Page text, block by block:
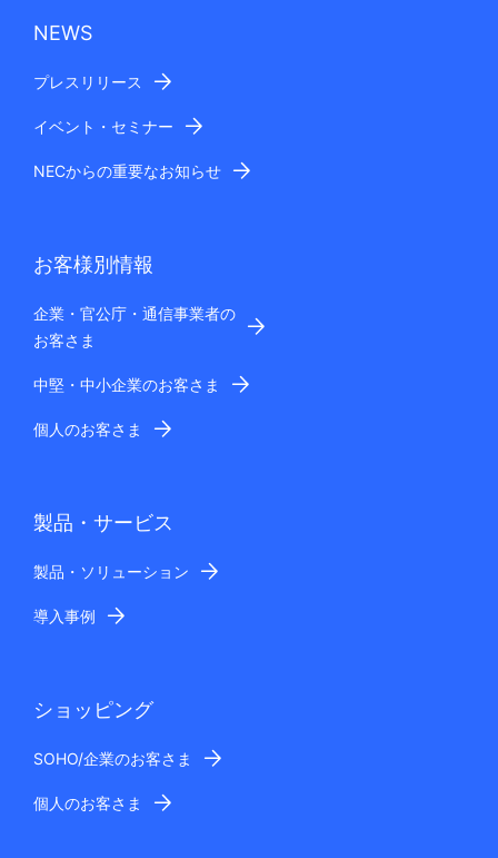
NEWS
プレスリリース
イベント・セミナー
NECからの重要なお知らせ
お客様別情報
企業・官公庁・通信事業者の
お客さま
中堅・中小企業のお客さま
個人のお客さま
製品・サービス
製品・ソリューション
導入事例
ショッピング
SOHO/企業のお客さま
個人のお客さま